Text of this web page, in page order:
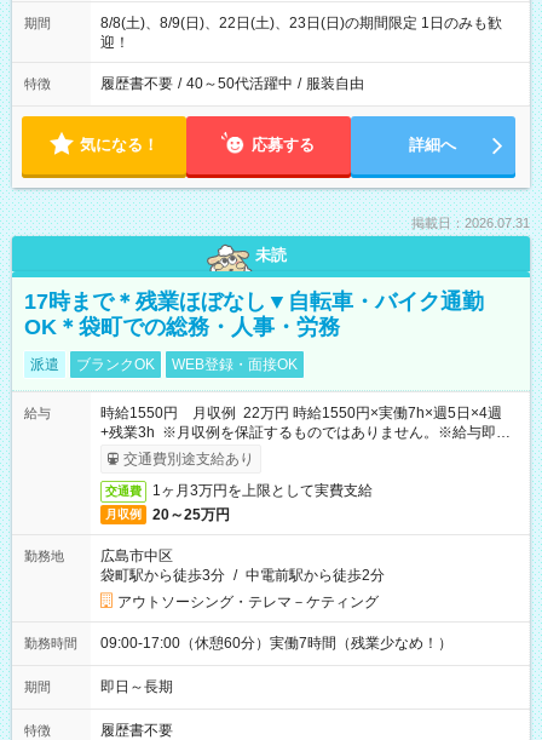
期間
8/8(土)、8/9(日)、22日(土)、23日(日)の期間限定 1日のみも歓
迎！
特徴 履歴書不要 / 40～50代活躍中 / 服装自由
気になる！ 応募する 詳細へ
掲載日：2026.07.31
未読
17時まで＊残業ほぼなし▼自転車・バイク通勤
OK＊袋町での総務・人事・労務
派遣 ブランクOK WEB登録・面接OK
給与
時給1550円 月収例 22万円 時給1550円×実働7h×週5日×4週
+残業3h ※月収例を保証するものではありません。※給与即受
取りサービス利用可（利用条件有）
交通費別途支給あり
交通費 1ヶ月3万円を上限として実費支給
月収例 20～25万円
勤務地
広島市中区
袋町駅から徒歩3分 / 中電前駅から徒歩2分
アウトソーシング・テレマ－ケティング
勤務時間 09:00-17:00（休憩60分）実働7時間（残業少なめ！）
期間 即日～長期
特徴 履歴書不要